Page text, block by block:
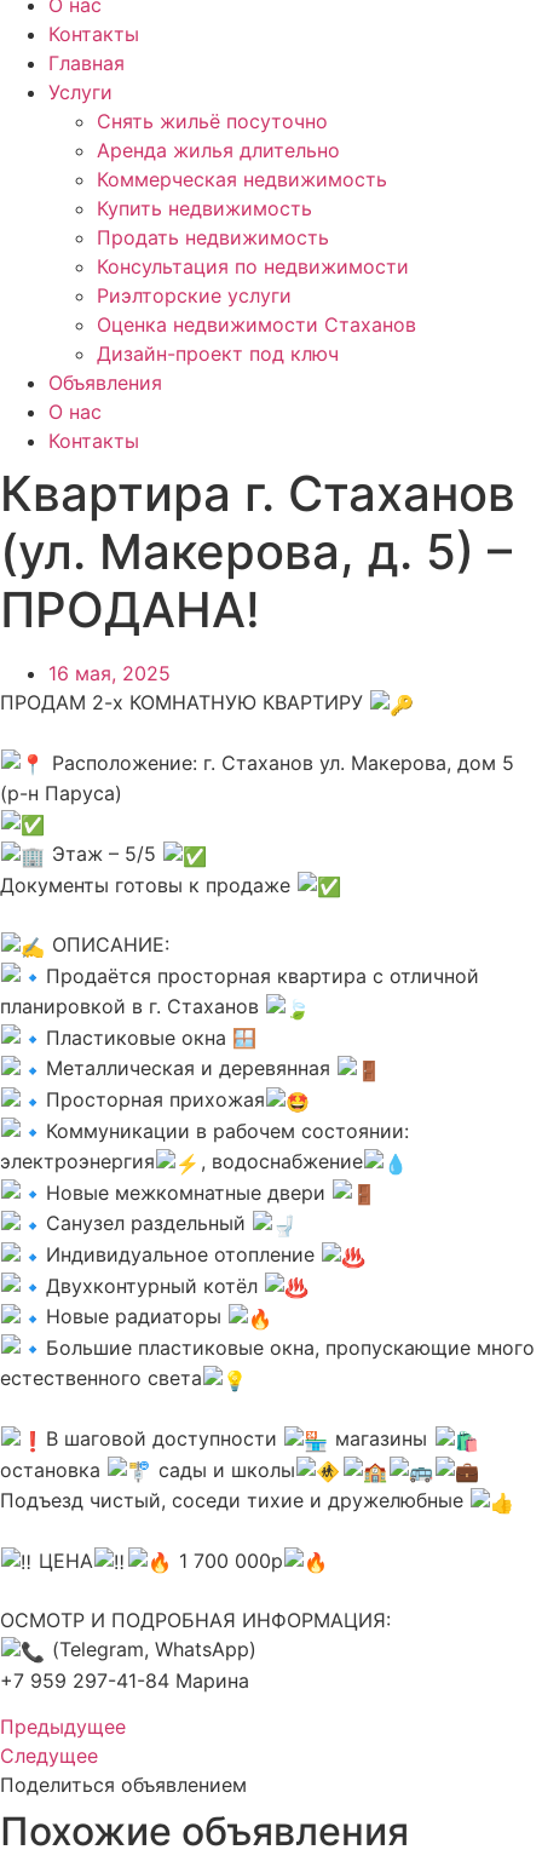
О нас
Контакты
Главная
Услуги
Снять жильё посуточно
Аренда жилья длительно
Коммерческая недвижимость
Купить недвижимость
Продать недвижимость
Консультация по недвижимости
Риэлторские услуги
Оценка недвижимости Стаханов
Дизайн-проект под ключ
Объявления
О нас
Контакты
Квартира г. Стаханов
(ул. Макерова, д. 5) –
ПРОДАНА!
16 мая, 2025
ПРОДАМ 2-х КОМНАТНУЮ КВАРТИРУ
Расположение: г. Стаханов ул. Макерова, дом 5
(р-н Паруса)
Этаж – 5/5
Документы готовы к продаже
ОПИСАНИЕ:
Продаётся просторная квартира с отличной
планировкой в г. Стаханов
Пластиковые окна 🪟
Металлическая и деревянная
Просторная прихожая
Коммуникации в рабочем состоянии:
электроэнергия
, водоснабжение
Новые межкомнатные двери
Санузел раздельный
Индивидуальное отопление
Двухконтурный котёл
Новые радиаторы
Большие пластиковые окна, пропускающие много
естественного света
В шаговой доступности
магазины
остановка
сады и школы
Подъезд чистый, соседи тихие и дружелюбные
ЦЕНА 1 700 000р
ОСМОТР И ПОДРОБНАЯ ИНФОРМАЦИЯ:
(Telegram, WhatsApp)
+7 959 297-41-84 Марина
Предыдущее
Следущее
Поделиться объявлением
Похожие объявления